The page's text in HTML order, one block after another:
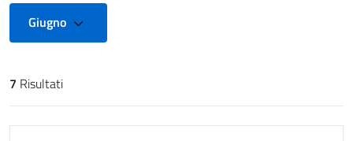
Giugno
Risultati di ricerca
7 Risultati